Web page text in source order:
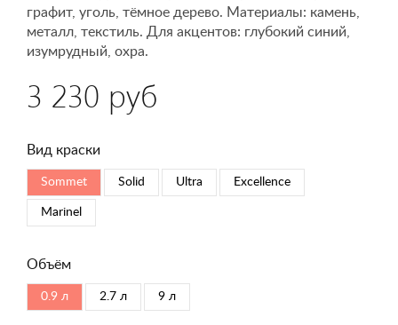
графит, уголь, тёмное дерево. Материалы: камень,
металл, текстиль. Для акцентов: глубокий синий,
изумрудный, охра.
3 230 руб
Вид краски
Sommet Solid Ultra Excellence
Marinel
Объём
0.9 л 2.7 л 9 л